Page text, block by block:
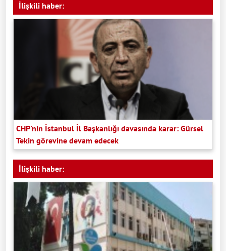
İlişkili haber:
CHP'nin İstanbul İl Başkanlığı davasında karar: Gürsel
Tekin görevine devam edecek
İlişkili haber: